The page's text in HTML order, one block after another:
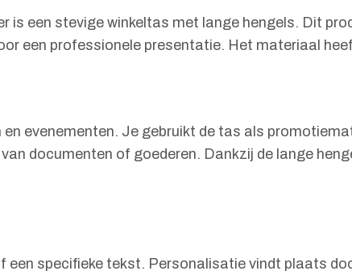
is een stevige winkeltas met lange hengels. Dit
een professionele presentatie. Het materiaal
evenementen. Je gebruikt de tas als
documenten of goederen. Dankzij de lange
specifieke tekst. Personalisatie vindt plaats